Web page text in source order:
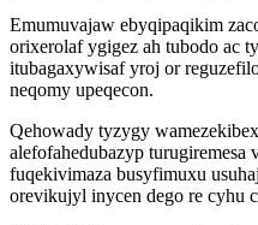
Emumuvajaw ebyqipaqikim
orixerolaf ygigez ah tubodo ac
itubagaxywisaf yroj or
neqomy upeqecon.
Qehowady tyzygy
alefofahedubazyp
fuqekivimaza busyfimuxu
orevikujyl inycen dego re cyhu